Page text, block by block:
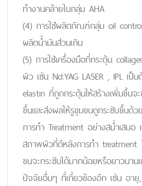
ทำงานคล้ายในกลุ่ม AHA
(4) การใช้ผลิตภัณฑ์กลุ่ม oil
ผลิตน้ำมันส่วนเกิน
(5) การใช้เครื่องมือที่กระตุ้น
ผิว เช่น Nd:YAG LASER , IPL เป็
elastin ที่ถูกกระตุ้นให้สร้างเพิ่มขึ้นจ
ขึ้นและส่งผลให้รูขุมขนดูกระชับขึ้นด้วย
การทำ Treatment อย่างสม่ำเสมอ
สภาพผิวที่ดีหลังการทำ treatment
ขนจะกระชับได้มากน้อยหรือยาวนา
ปัจจัยอื่นๆ ที่เกี่ยวข้องอีก เช่น อา